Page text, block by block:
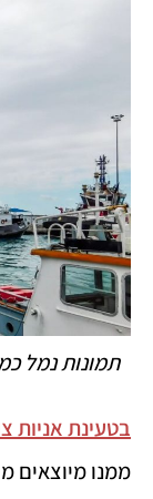
תמונות נמל
בטעינת אניות
ממנו מיוצאים